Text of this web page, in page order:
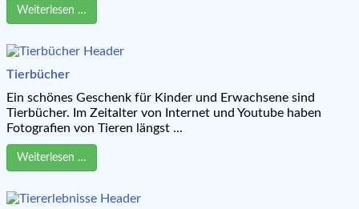
Weiterlesen …
Tierbücher
Ein schönes Geschenk für Kinder und Erwachsene sind
Tierbücher. Im Zeitalter von Internet und Youtube haben
Fotografien von Tieren längst ...
Weiterlesen …